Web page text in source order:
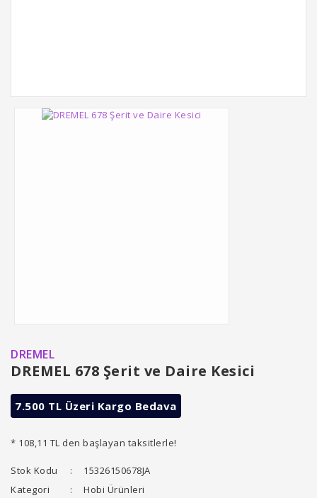
DREMEL
DREMEL 678 Şerit ve Daire Kesici
7.500 TL Üzeri Kargo Bedava
* 108,11 TL den başlayan taksitlerle!
Stok Kodu
15326150678JA
Kategori
Hobi Ürünleri